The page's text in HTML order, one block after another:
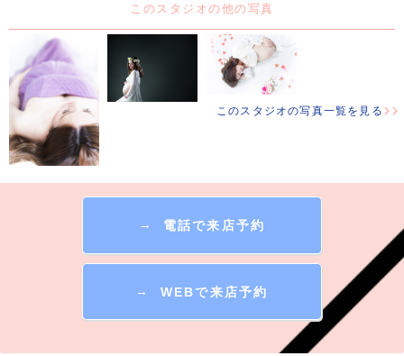
このスタジオの他の写真
このスタジオの写真一覧を見る
→ 電話で来店予約
→ WEBで来店予約